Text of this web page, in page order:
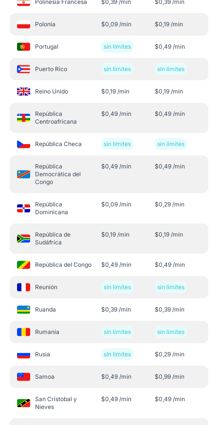
Polinesia Francesa $0,39 /min $0,39 /min
Polonia $0,09 /min $0,19 /min
Portugal sin límites $0,49 /min
Puerto Rico sin límites sin límites
Reino Unido $0,19 /min $0,19 /min
República
Centroafricana
$0,49 /min $0,49 /min
República Checa sin límites sin límites
República
Democrática del
Congo
$0,49 /min $0,49 /min
República
Dominicana
$0,09 /min $0,29 /min
República de
Sudáfrica
$0,19 /min $0,19 /min
República del Congo $0,49 /min $0,49 /min
Reunión sin límites sin límites
Ruanda $0,39 /min $0,39 /min
Rumania sin límites sin límites
Rusia sin límites $0,29 /min
Samoa $0,49 /min $0,99 /min
San Cristobal y
Nieves
$0,49 /min $0,49 /min